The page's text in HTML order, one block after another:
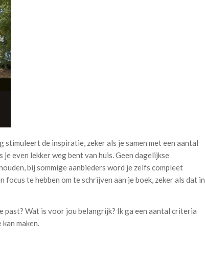
stimuleert de inspiratie, zeker als je samen met een aantal
even lekker weg bent van huis. Geen dagelijkse
bij sommige aanbieders word je zelfs compleet
te hebben om te schrijven aan je boek, zeker als dat in
past? Wat is voor jou belangrijk? Ik ga een aantal criteria
maken.